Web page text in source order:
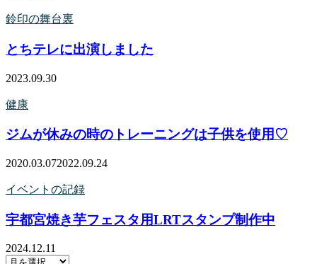
鈴印の舞台裏
とちテレに出演しました
2023.09.30
健康
ジムが休みの時のトレーニングは子供を使用♡
2020.03.072022.09.24
イベントの記録
宇都宮焼き芋フェスタ用LRTスタンプ制作中
2024.12.11